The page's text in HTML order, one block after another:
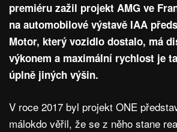
premiéru zažil projekt AMG ve
na automobilové výstavě IAA
Motor, který vozidlo dostalo, má
výkonem a maximální rychlost je
úplně jiných výšin.
V roce 2017 byl projekt ONE
málokdo věřil, že se z něho stane